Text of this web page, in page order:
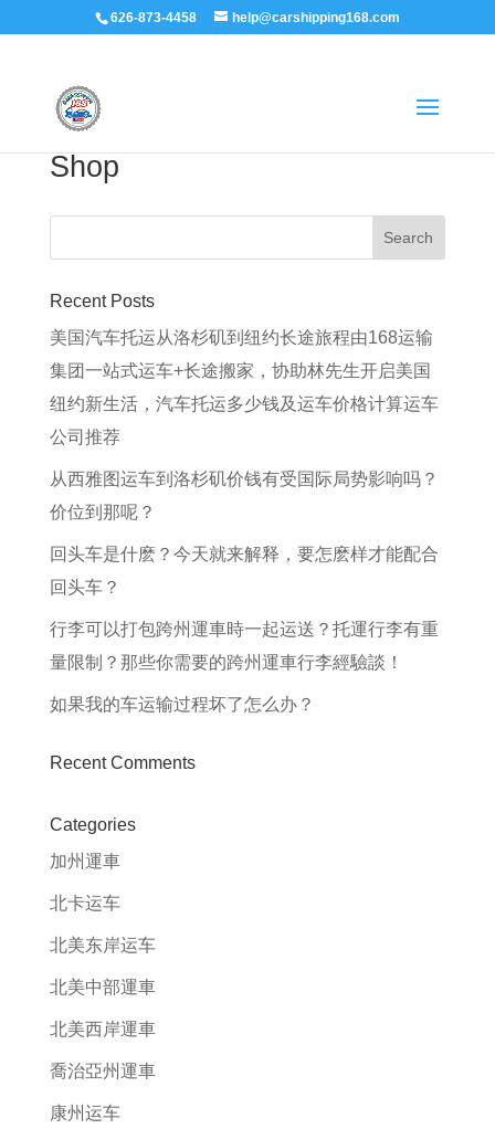
626-873-4458 help@carshipping168.com
Shop
Recent Posts
美国汽车托运从洛杉矶到纽约长途旅程由168运输
集团一站式运车+长途搬家，协助林先生开启美国
纽约新生活，汽车托运多少钱及运车价格计算运车
公司推荐
从西雅图运车到洛杉矶价钱有受国际局势影响吗？
价位到那呢？
回头车是什麽？今天就来解释，要怎麽样才能配合
回头车？
行李可以打包跨州運車時一起运送？托運行李有重
量限制？那些你需要的跨州運車行李經驗談！
如果我的车运输过程坏了怎么办？
Recent Comments
Categories
加州運車
北卡运车
北美东岸运车
北美中部運車
北美西岸運車
喬治亞州運車
康州运车